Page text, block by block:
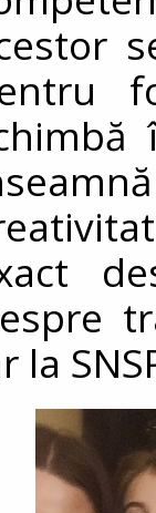
la